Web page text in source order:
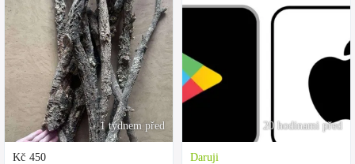
1 týdnem před
Kč 450
20 hodinami před
Daruji